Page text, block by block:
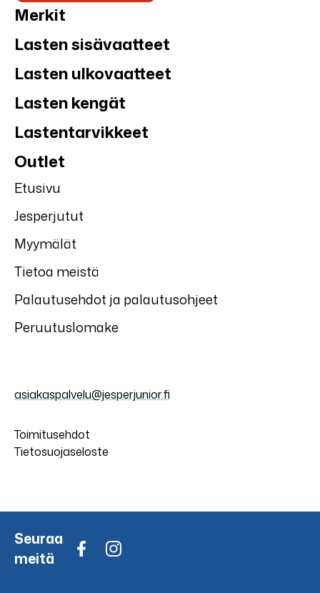
Merkit
Lasten sisävaatteet
Lasten ulkovaatteet
Lasten kengät
Lastentarvikkeet
Outlet
Etusivu
Jesperjutut
Myymälät
Tietoa meistä
Palautusehdot ja palautusohjeet
Peruutuslomake
asiakaspalvelu@jesperjunior.fi
Toimitusehdot
Tietosuojaseloste
Seuraa
meitä